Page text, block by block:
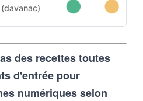
auto-
aux
Damien Van Achter
des recettes toutes
d'entrée pour
numériques selon